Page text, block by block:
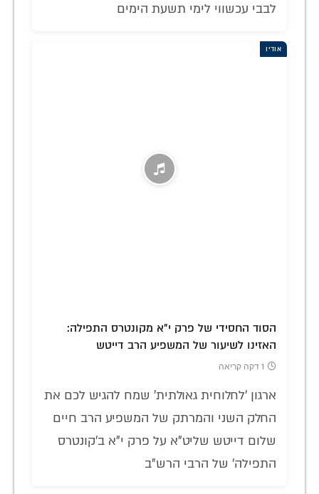
לבבי עכשווי לימי תשעת הימים
אודיו
הסוד החסידי של פרק י"א מקונטרס התפילה:
האזינו לשיעור של המשפיע הרב דייטש
1 דקה קריאה
ארגון 'לחלוחית גאולתית' שמח להגיש לכם את
החלק השני והמרתק של המשפיע הרב חיים
שלום דייטש שליט"א על פרק י"א ב'קונטרס
התפילה' של הרבי הרש"ב